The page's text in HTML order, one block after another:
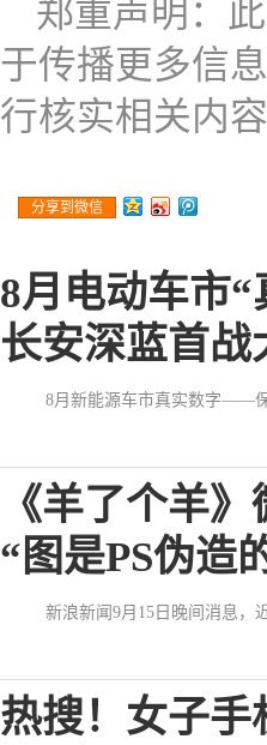
郑重声明：
于传播更多信
行核实相关内容
分享到微信
8月电动车市
长安深蓝首战
8月新能源车市真实数字——保
《羊了个羊
“图是PS伪造
新浪新闻9月15日晚间消息，
热搜！女子手